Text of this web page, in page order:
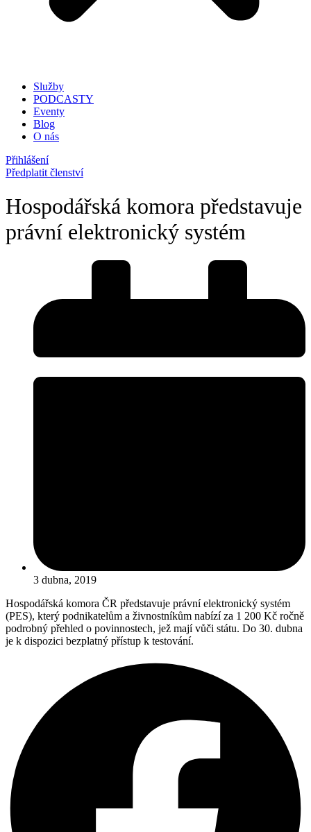
Služby
PODCASTY
Eventy
Blog
O nás
Přihlášení
Předplatit členství
Hospodářská komora představuje
právní elektronický systém
3 dubna, 2019
Hospodářská komora ČR představuje právní elektronický systém
(PES), který podnikatelům a živnostníkům nabízí za 1 200 Kč ročně
podrobný přehled o povinnostech, jež mají vůči státu. Do 30. dubna
je k dispozici bezplatný přístup k testování.